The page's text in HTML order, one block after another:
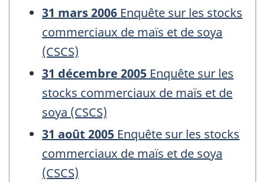
31 mars 2006 Enquête sur les stocks
commerciaux de maïs et de soya
(CSCS)
31 décembre 2005 Enquête sur les
stocks commerciaux de maïs et de
soya (CSCS)
31 août 2005 Enquête sur les stocks
commerciaux de maïs et de soya
(CSCS)